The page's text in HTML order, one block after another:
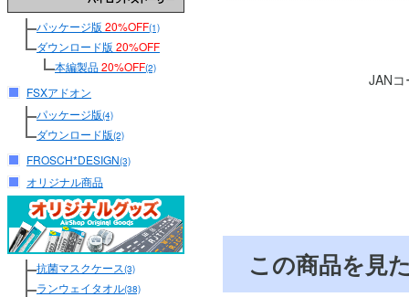
パッケージ版 20%OFF(1)
ダウンロード版 20%OFF
本編製品20%OFF(2)
FSXアドオン
パッケージ版(4)
ダウンロード版(2)
FROSCH*DESIGN(3)
オリジナル商品
抗菌マスクケース(3)
ランウェイタオル(38)
JAN
この商品を見